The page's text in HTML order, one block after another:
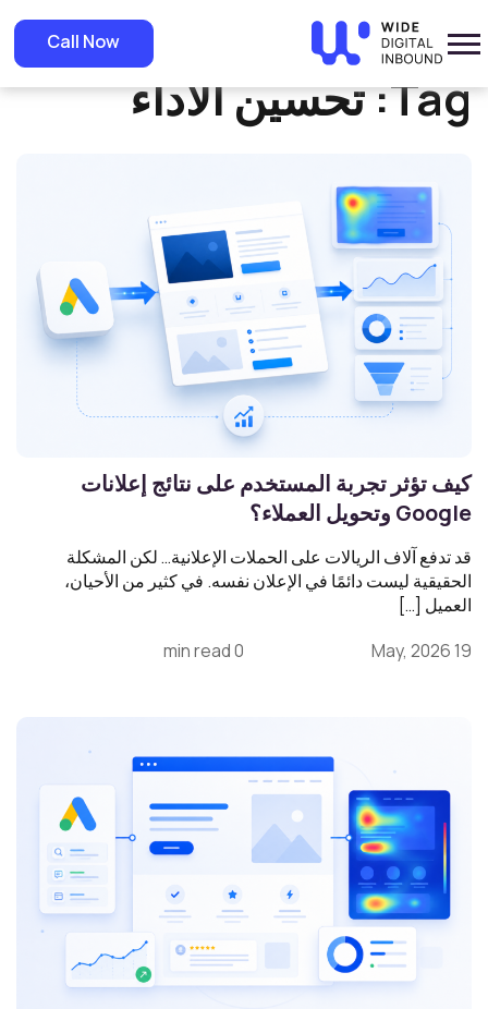
Call Now Home
» تحسين الأداء
Tag: تحسين الأداء
كيف تؤثر تجربة المستخدم على نتائج إعلانات
Google وتحويل العملاء؟
قد تدفع آلاف الريالات على الحملات الإعلانية… لكن المشكلة
الحقيقية ليست دائمًا في الإعلان نفسه. في كثير من الأحيان،
العميل […]
19 May, 2026
0 min read